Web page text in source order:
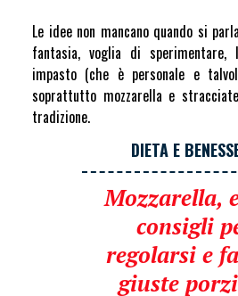
Le idee non mancano quando si
fantasia, voglia di
impasto (che è personale e
soprattutto mozzarella e
tradizione.
DIETA E
Mozzarella,
consigli
regolarsi e
giuste